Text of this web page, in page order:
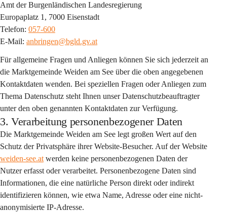
Amt der Burgenländischen Landesregierung
Europaplatz 1, 7000 Eisenstadt
Telefon: 057-600
E-Mail: anbringen@bgld.gv.at
Für allgemeine Fragen und Anliegen können Sie sich jederzeit an
die Marktgemeinde Weiden am See über die oben angegebenen
Kontaktdaten wenden. Bei speziellen Fragen oder Anliegen zum
Thema Datenschutz steht Ihnen unser Datenschutzbeauftragter
unter den oben genannten Kontaktdaten zur Verfügung.
3. Verarbeitung personenbezogener Daten
Die Marktgemeinde Weiden am See legt großen Wert auf den
Schutz der Privatsphäre ihrer Website-Besucher. Auf der Website
weiden-see.at werden keine personenbezogenen Daten der
Nutzer erfasst oder verarbeitet. Personenbezogene Daten sind
Informationen, die eine natürliche Person direkt oder indirekt
identifizieren können, wie etwa Name, Adresse oder eine nicht-
anonymisierte IP-Adresse.